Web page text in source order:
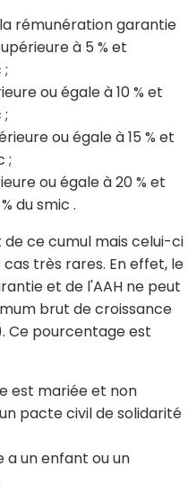
rémunération garantie
à 5 % et
ou égale à 10 % et
ou égale à 15 % et
;
ou égale à 20 % et
du smic .
ce cumul mais celui-ci
très rares. En effet, le
et de l'AAH ne peut
brut de croissance
Ce pourcentage est
est mariée et non
pacte civil de solidarité
a un enfant ou un